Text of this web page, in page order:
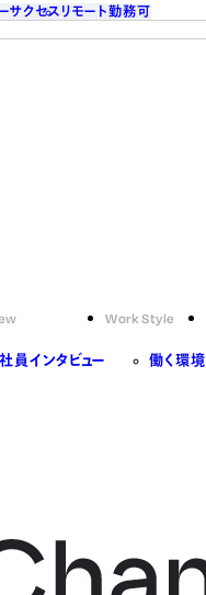
サクセス リモート勤務可
社員インタビュー
Work Style
働く環境